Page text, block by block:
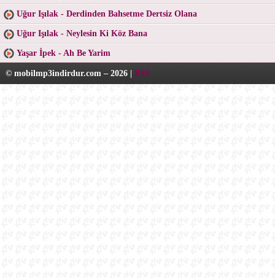
Uğur Işılak - Derdinden Bahsetme Dertsiz Olana
Uğur Işılak - Neylesin Ki Köz Bana
Yaşar İpek - Ah Be Yarim
© mobilmp3indirdur.com – 2026 | RSS